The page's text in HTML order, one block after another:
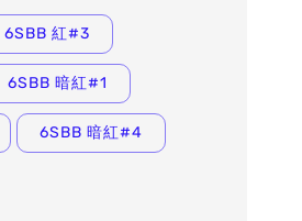
6SBB 紅#3
6SBB 暗紅#1
6SBB 暗紅#4